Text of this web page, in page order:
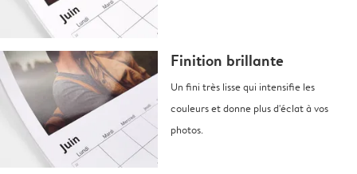
Finition brillante
Un fini très lisse qui intensifie les
couleurs et donne plus d'éclat à vos
photos.